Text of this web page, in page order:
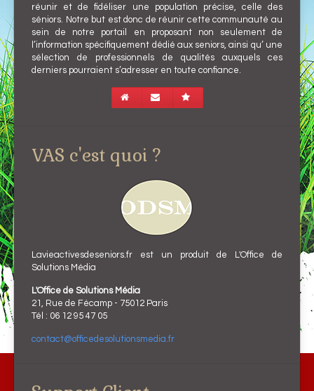
réunir et de fidéliser une population précise, celle des
séniors. Notre but est donc de réunir cette communauté au
sein de notre portail en proposant non seulement de
l’information spécifiquement dédié aux seniors, ainsi qu’ une
sélection de professionnels de qualités auxquels ces
derniers pourraient s’adresser en toute confiance.
VAS c'est quoi ?
Lavieactivesdeseniors.fr est un produit de L'Office de
Solutions Média
L'Office de Solutions Média
21, Rue de Fécamp - 75012 Paris
Tél : 06 12 95 47 05
contact@officedesolutionsmedia.fr